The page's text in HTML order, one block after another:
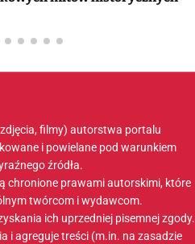
zdjęcia, filmy) autorstwa portalu
i powielane pod warunkiem
źródła.
chronione prawami autorskimi, które
twórcom i wydawcom.
ich uprzedniej pisemnej zgody.
i agreguje treści (m.in. na zasadzie